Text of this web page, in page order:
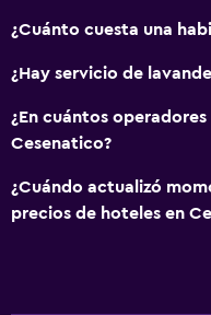
General
Vista al mar
Salud y seguridad
¿Cuánto cuesta una
¿Hay servicio de
¿En cuántos
Cesenatico?
¿Cuándo actualizó
precios de hoteles en